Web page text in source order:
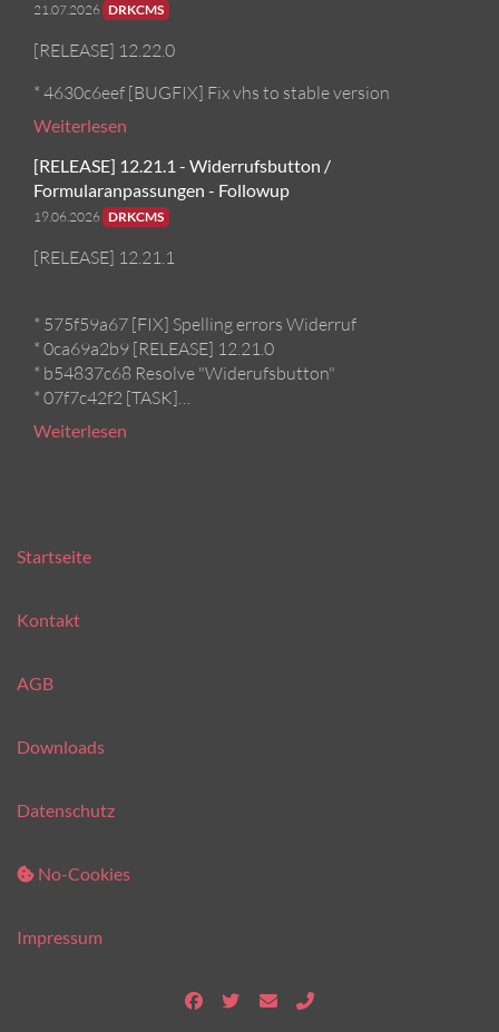
21.07.2026 DRKCMS
[RELEASE] 12.22.0
* 4630c6eef [BUGFIX] Fix vhs to stable version
Weiterlesen
[RELEASE] 12.21.1 - Widerrufsbutton /
Formularanpassungen - Followup
19.06.2026 DRKCMS
[RELEASE] 12.21.1
* 575f59a67 [FIX] Spelling errors Widerruf
* 0ca69a2b9 [RELEASE] 12.21.0
* b54837c68 Resolve "Widerufsbutton"
* 07f7c42f2 [TASK]…
Weiterlesen
Startseite
Kontakt
AGB
Downloads
Datenschutz
No-Cookies
Impressum